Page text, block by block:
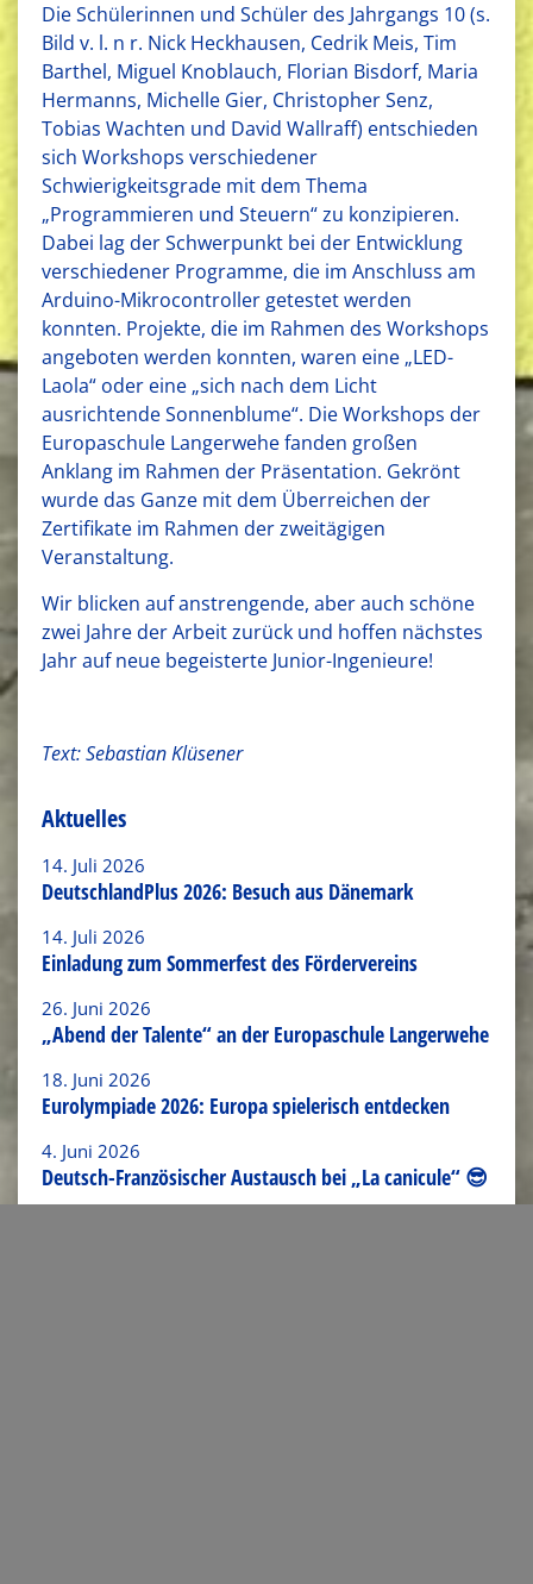
Die Schülerinnen und Schüler des Jahrgangs 10 (s.
Bild v. l. n r. Nick Heckhausen, Cedrik Meis, Tim
Barthel, Miguel Knoblauch, Florian Bisdorf, Maria
Hermanns, Michelle Gier, Christopher Senz,
Tobias Wachten und David Wallraff) entschieden
sich Workshops verschiedener
Schwierigkeitsgrade mit dem Thema
„Programmieren und Steuern“ zu konzipieren.
Dabei lag der Schwerpunkt bei der Entwicklung
verschiedener Programme, die im Anschluss am
Arduino-Mikrocontroller getestet werden
konnten. Projekte, die im Rahmen des Workshops
angeboten werden konnten, waren eine „LED-
Laola“ oder eine „sich nach dem Licht
ausrichtende Sonnenblume“. Die Workshops der
Europaschule Langerwehe fanden großen
Anklang im Rahmen der Präsentation. Gekrönt
wurde das Ganze mit dem Überreichen der
Zertifikate im Rahmen der zweitägigen
Veranstaltung.
Wir blicken auf anstrengende, aber auch schöne
zwei Jahre der Arbeit zurück und hoffen nächstes
Jahr auf neue begeisterte Junior-Ingenieure!
Text: Sebastian Klüsener
Aktuelles
14. Juli 2026
DeutschlandPlus 2026: Besuch aus Dänemark
14. Juli 2026
Einladung zum Sommerfest des Fördervereins
26. Juni 2026
„Abend der Talente“ an der Europaschule Langerwehe
18. Juni 2026
Eurolympiade 2026: Europa spielerisch entdecken
4. Juni 2026
Deutsch-Französischer Austausch bei „La canicule“ 😎